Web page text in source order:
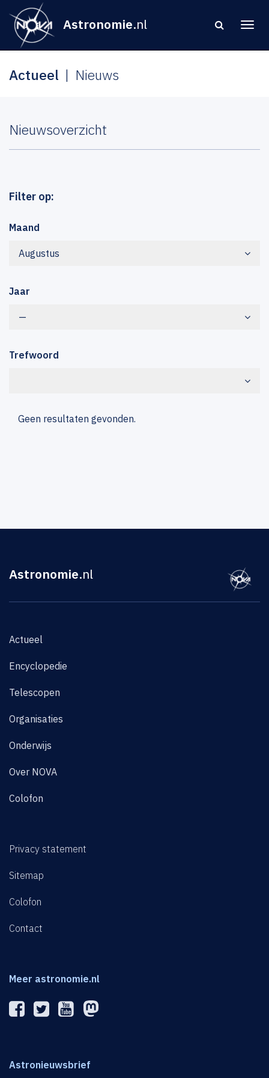
Astronomie.nl
Actueel Nieuws
Nieuwsoverzicht
Filter op:
Maand
Augustus
Jaar
—
Trefwoord
Geen resultaten gevonden.
Astronomie.nl
Actueel
Encyclopedie
Telescopen
Organisaties
Onderwijs
Over NOVA
Colofon
Privacy statement
Sitemap
Colofon
Contact
Meer astronomie.nl
Astronieuwsbrief